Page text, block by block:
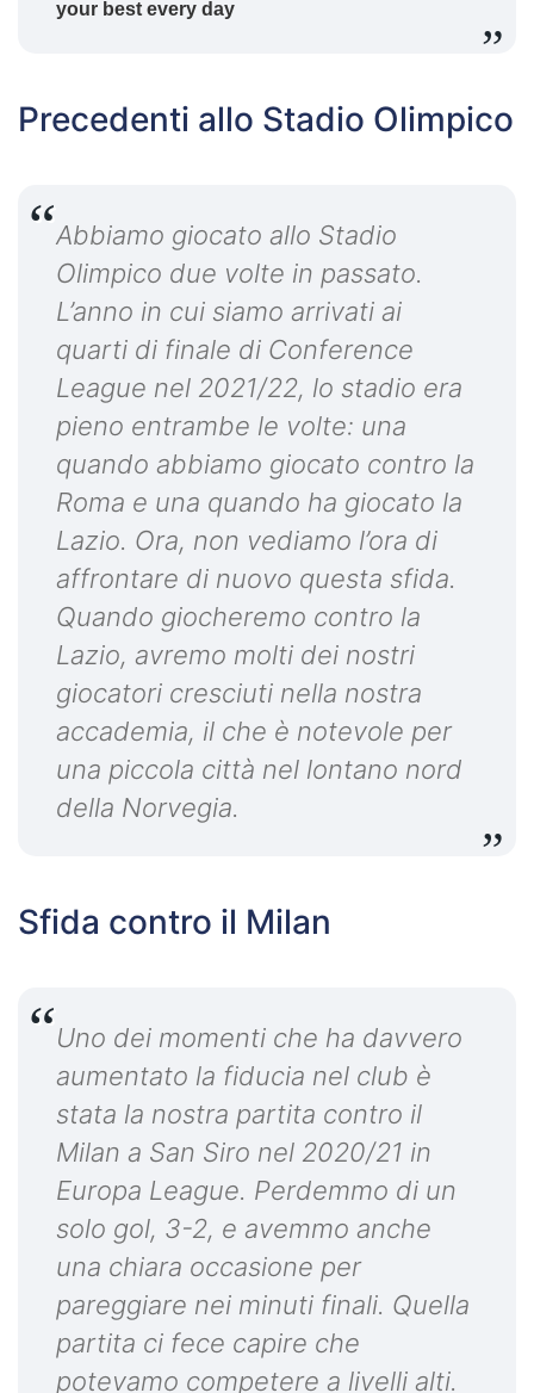
Precedenti allo Stadio Olimpico
Abbiamo giocato allo Stadio
Olimpico due volte in passato.
L’anno in cui siamo arrivati ai
quarti di finale di Conference
League nel 2021/22, lo stadio era
pieno entrambe le volte: una
quando abbiamo giocato contro la
Roma e una quando ha giocato la
Lazio. Ora, non vediamo l’ora di
affrontare di nuovo questa sfida.
Quando giocheremo contro la
Lazio, avremo molti dei nostri
giocatori cresciuti nella nostra
accademia, il che è notevole per
una piccola città nel lontano nord
della Norvegia.
Sfida contro il Milan
Uno dei momenti che ha davvero
aumentato la fiducia nel club è
stata la nostra partita contro il
Milan a San Siro nel 2020/21 in
Europa League. Perdemmo di un
solo gol, 3-2, e avemmo anche
una chiara occasione per
pareggiare nei minuti finali. Quella
partita ci fece capire che
potevamo competere a livelli alti.